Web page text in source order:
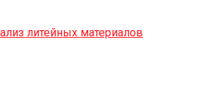
литейных материалов